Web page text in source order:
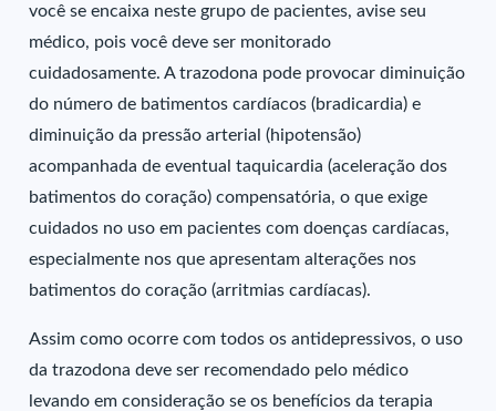
você se encaixa neste grupo de pacientes, avise seu
médico, pois você deve ser monitorado
cuidadosamente. A trazodona pode provocar diminuição
do número de batimentos cardíacos (bradicardia) e
diminuição da pressão arterial (hipotensão)
acompanhada de eventual taquicardia (aceleração dos
batimentos do coração) compensatória, o que exige
cuidados no uso em pacientes com doenças cardíacas,
especialmente nos que apresentam alterações nos
batimentos do coração (arritmias cardíacas).
Assim como ocorre com todos os antidepressivos, o uso
da trazodona deve ser recomendado pelo médico
levando em consideração se os benefícios da terapia